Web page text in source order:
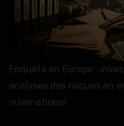
Enquête en Europe :
analyses des risques en
international